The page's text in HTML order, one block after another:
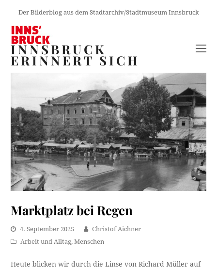
Der Bilderblog aus dem Stadtarchiv/Stadtmuseum Innsbruck
INNSBRUCK
ERINNERT SICH
Marktplatz bei Regen
4. September 2025
Christof Aichner
Arbeit und Alltag,Menschen
Heute blicken wir durch die Linse von Richard Müller auf